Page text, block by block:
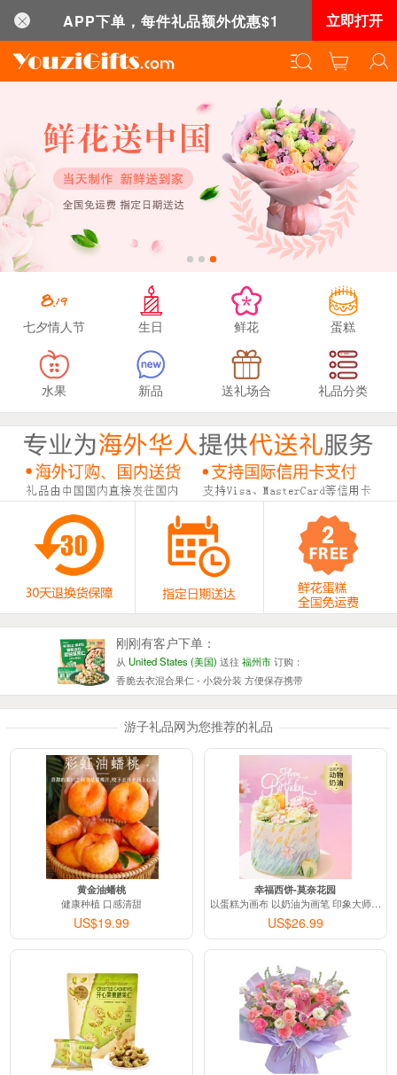
APP下单，每件礼品额外优惠$1 立即打开
七夕情人节 生日 鲜花 蛋糕
水果 新品 送礼场合 礼品分类
刚刚有客户下单：
Canada (加拿大) 送往南京市订购：
古驰 花悦绽放女士香水 - 以花之名 为花倾心
刚刚有客户下单：
从 Australia (澳大利亚)送往 成都市订购：
和青春跳舞 - 戴安娜粉玫瑰33枝
刚刚有客户下单：
United States (美国)送往
暖暖情谊 - 粉佳人52枝
刚刚有客户下单：
United States (美国)送往
订购：
给最爱的你 - 19枝红玫瑰
刚刚有客户下单：
从 United States (美国) 送往福州市订购：
香脆去衣混合果仁 - 小袋分装 方便保存携带
刚刚有客户下单：
从United States (美国)送往福州市订购：
当我们老了 - 执子之手，与子偕老！和你一起慢慢变老并相伴终
刚刚有客户下单：
从United States (美国) 送往福州市订购：
当我们老了 - 执子之手，与子偕老！和你一起慢慢变老并相伴终
刚刚有客户下单：
从United States (美国) 福州市订购：
当我们老了 - 执子之手，与子偕老！和你一起慢慢变老并相伴终
刚刚有客户下单：
从 福州市订购：
当我们老了 - 执子之手，与子偕老！和你一起慢慢变老并相伴终
刚刚有客户下单：
从United States (美国) 送往福州市订购：
手工针织 毛线花束 - 永不凋谢的花朵
刚刚有客户下单：
从United States (美国) 天津市 订购：
游子礼品网为您推荐的礼品
黄金油蟠桃
健康种植 口感清甜
US$19.99
幸福西饼-莫奈花园
以蛋糕为画布 以奶油为画笔 印象大师匠心
US$26.99